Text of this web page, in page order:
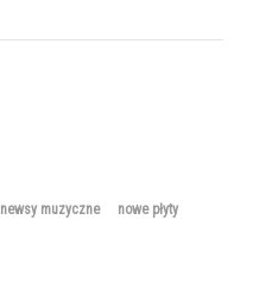
newsy muzyczne
nowe płyty